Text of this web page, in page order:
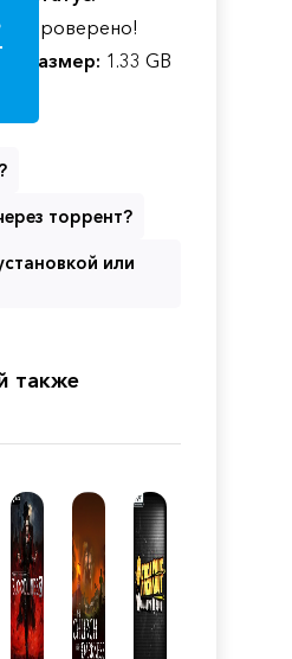
Проверено!
Размер: 1.33 GB
торрент?
или
также